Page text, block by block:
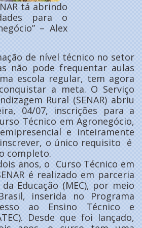
tá abrindo
para o
– Alex
de nível técnico no setor
não pode frequentar aulas
escola regular, tem agora
a meta. O Serviço
Rural (SENAR) abriu
04/07, inscrições para a
Técnico em Agronegócio,
e inteiramente
o único requisito é
completo.
anos, o Curso Técnico em
é realizado em parceria
Educação (MEC), por meio
inserida no Programa
ao Ensino Técnico e
Desde que foi lançado,